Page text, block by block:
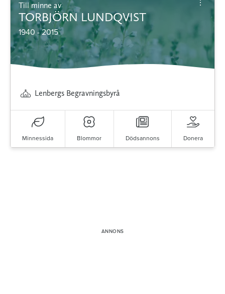
Till minne av
TORBJÖRN LUNDQVIST
1940 - 2015
Lenbergs Begravningsbyrå
Minnessida Blommor Dödsannons Donera